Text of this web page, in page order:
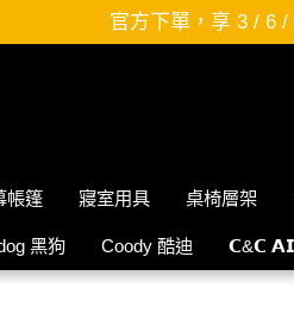
/ 6 / 12 期，零利率分期唷~~趕
帳篷 寢室用具 桌椅層架
黑狗 Coody 酷迪 𝗖&𝗖